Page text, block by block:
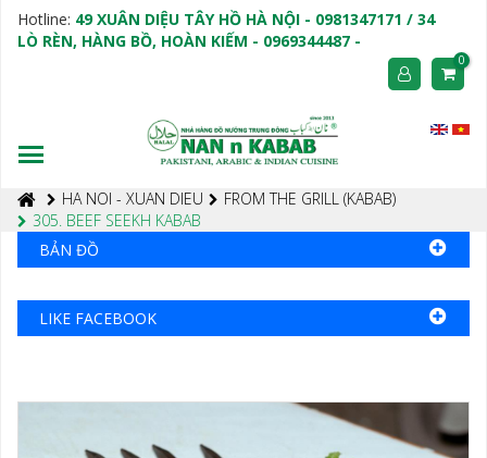
Hotline: 49 XUÂN DIỆU TÂY HỒ HÀ NỘI - 0981347171 / 34
LÒ RÈN, HÀNG BỒ, HOÀN KIẾM - 0969344487 -
0
HA NOI - XUAN DIEU
FROM THE GRILL (KABAB)
305. BEEF SEEKH KABAB
BẢN ĐỒ
LIKE FACEBOOK